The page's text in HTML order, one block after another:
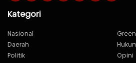
Kategori
Nasional
Daerah
Politik
Opini